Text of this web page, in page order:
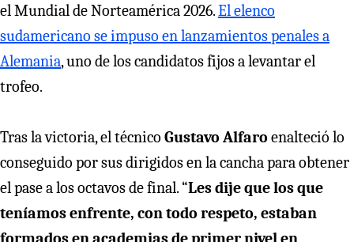
el Mundial de Norteamérica 2026.El elenco
sudamericano se impuso en lanzamientos penales a
Alemania, uno de los candidatos fijos a levantar el
trofeo.
Tras la victoria, el técnico Gustavo Alfaro enalteció lo
conseguido por sus dirigidos en la cancha para obtener
el pase a los octavos de final. “Les dije que los que
teníamos enfrente, con todo respeto, estaban
formados en academias de primer nivel en